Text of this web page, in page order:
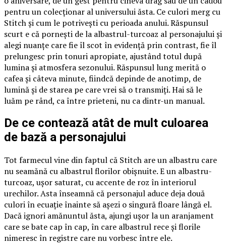
pentru un colecționar al universului ăsta. Ce culori merg cu
Stitch și cum le potrivești cu perioada anului. Răspunsul
scurt e că pornești de la albastrul-turcoaz al personajului și
alegi nuanțe care fie îl scot în evidență prin contrast, fie îl
prelungesc prin tonuri apropiate, ajustând totul după
lumina și atmosfera sezonului. Răspunsul lung merită o
cafea și câteva minute, fiindcă depinde de anotimp, de
lumină și de starea pe care vrei să o transmiți. Hai să le
luăm pe rând, ca între prieteni, nu ca dintr-un manual.
De ce contează atât de mult culoarea
de bază a personajului
Tot farmecul vine din faptul că Stitch are un albastru care
nu seamănă cu albastrul florilor obișnuite. E un albastru-
turcoaz, ușor saturat, cu accente de roz în interiorul
urechilor. Asta înseamnă că personajul aduce deja două
culori în ecuație înainte să așezi o singură floare lângă el.
Dacă ignori amănuntul ăsta, ajungi ușor la un aranjament
care se bate cap în cap, în care albastrul rece și florile
nimeresc în registre care nu vorbesc între ele.